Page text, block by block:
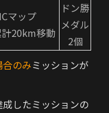
マップ
計20km移動
ドン勝
メダル
2個
のみミッションが
したミッションの